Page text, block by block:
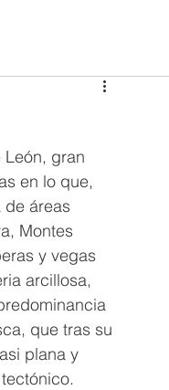
gran
en lo que,
de áreas
Montes
y vegas
arcillosa,
que tras su
plana y